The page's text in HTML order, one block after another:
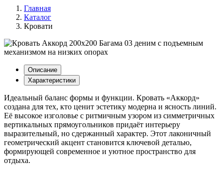
Главная
Каталог
Кровати
Описание
Характеристики
Идеальный баланс формы и функции. Кровать «Аккорд»
создана для тех, кто ценит эстетику модерна и ясность линий.
Её высокое изголовье с ритмичным узором из симметричных
вертикальных прямоугольников придаёт интерьеру
выразительный, но сдержанный характер. Этот лаконичный
геометрический акцент становится ключевой деталью,
формирующей современное и уютное пространство для
отдыха.